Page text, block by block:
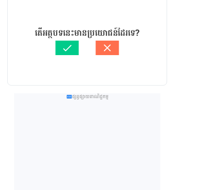
តើអត្ថបទនេះមានប្រយោជន៍ដែរទេ?
ផ្សព្វផ្សាយពាណិជ្ជកម្ម